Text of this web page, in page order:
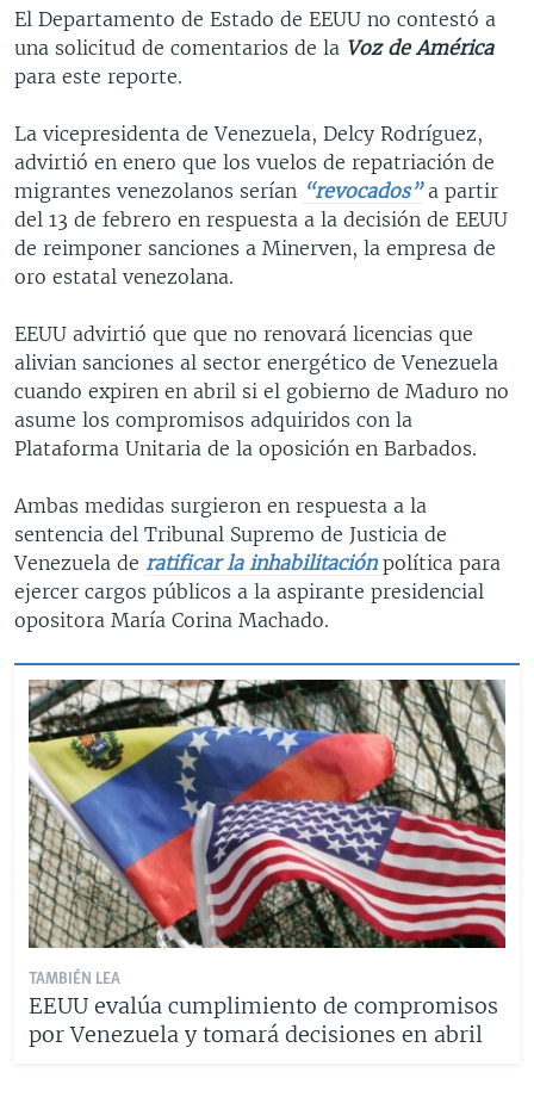
El Departamento de Estado de EEUU no contestó a
una solicitud de comentarios de la Voz de América
para este reporte.
La vicepresidenta de Venezuela, Delcy Rodríguez,
advirtió en enero que los vuelos de repatriación de
migrantes venezolanos serían “revocados”a partir
del 13 de febrero en respuesta a la decisión de EEUU
de reimponer sanciones a Minerven, la empresa de
oro estatal venezolana.
EEUU advirtió que que no renovará licencias que
alivian sanciones al sector energético de Venezuela
cuando expiren en abril si el gobierno de Maduro no
asume los compromisos adquiridos con la
Plataforma Unitaria de la oposición en Barbados.
Ambas medidas surgieron en respuesta a la
sentencia del Tribunal Supremo de Justicia de
Venezuela de ratificar la inhabilitación política para
ejercer cargos públicos a la aspirante presidencial
opositora María Corina Machado.
TAMBIÉN LEA
EEUU evalúa cumplimiento de compromisos
por Venezuela y tomará decisiones en abril